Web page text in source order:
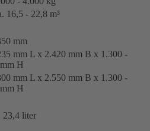
16,5 - 22,8 m³
mm
mm L x 2.420 mm B x 1.300 -
H
mm L x 2.550 mm B x 1.300 -
H
23,4 liter